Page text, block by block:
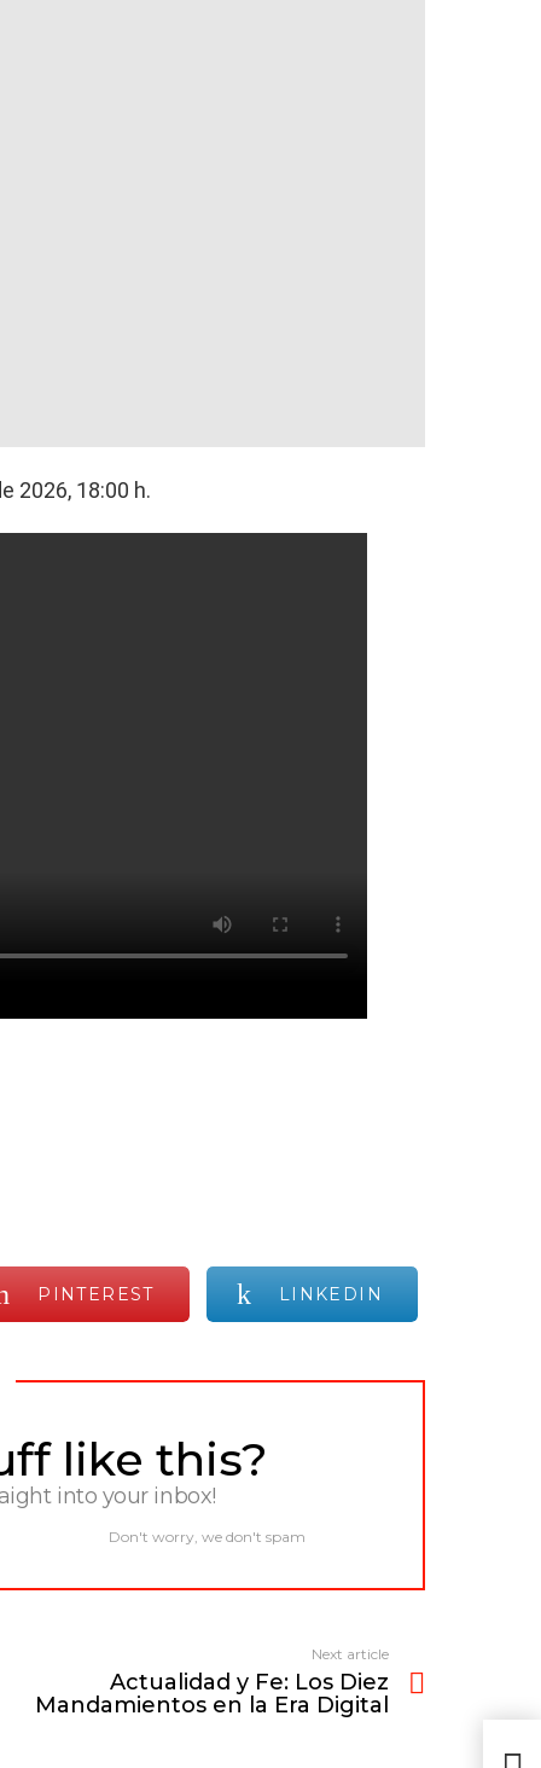
2026, 18:00 h.
PINTEREST LINKEDIN
like this?
into your inbox!
Don't worry, we don't spam
Next article
Actualidad y Fe: Los Diez
Mandamientos en la Era Digital